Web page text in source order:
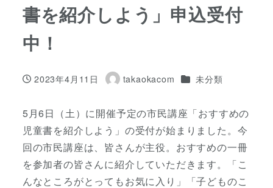
書を紹介しよう」申込受付
中！
投稿日
2023年4月11日
著
takaokacom カテゴリー
未分類
5月6日（土）に開催予定の市民講座「おすすめの
児童書を紹介しよう」の受付が始まりました。今
回の市民講座は、皆さんが主役。おすすめの一冊
を参加者の皆さんに紹介していただきます。「こ
んなところがとってもお気に入り」「子どものこ